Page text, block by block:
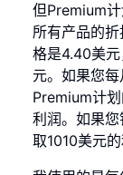
但Premium
所有产品的
格是4.40美
元。如果您
Premium计
利润。如果
取1010美元的